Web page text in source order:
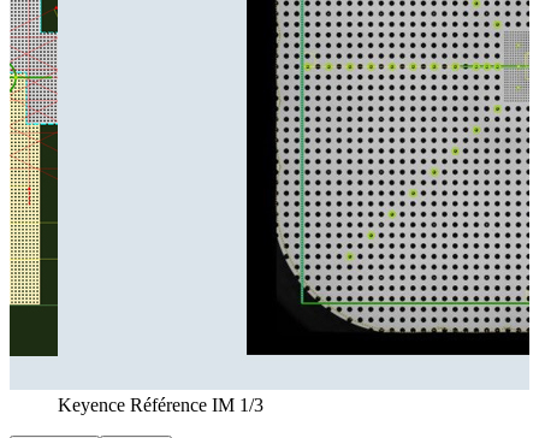
Keyence Référence VHX